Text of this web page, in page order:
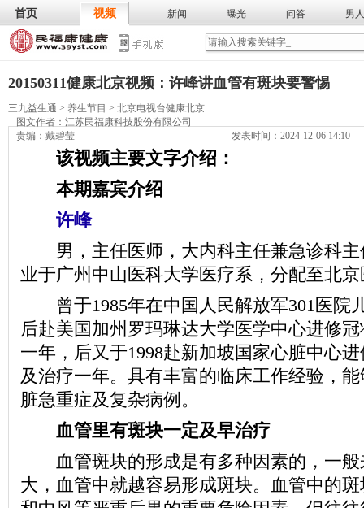
首页 视频 新闻 曝光 问答 男人
武术 气功 膳食 食谱 营养
20150311健康北京视频：许峰讲血管有斑块要警惕
三九益生通 > 养生节目 > 北京电视台健康北京
图文作者： 江苏民福康科技股份有限公司
责编：戴碧莹
发表时间：2024-12-06 14:10
该视频主要文字介绍：
本期嘉宾介绍
许峰
男，主任医师，大内科主任兼急诊科主
业于广州中山医科大学医疗系，分配至北
曾于1985年在中国人民解放军301医院
后赴美国加州罗玛琳达大学医学中心进修
一年，后又于1998赴新加坡国家心脏中心
及治疗一年。具有丰富的临床工作经验，
脏急重症及复杂病例。
血管里有斑块一定及早治疗
血管斑块的形成是有多种因素的，一般
大，血管中就越容易形成斑块。血管中的